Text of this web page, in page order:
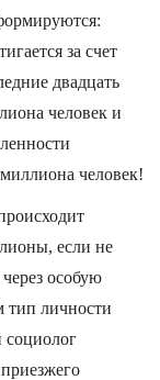
за счет
двадцать
человек и
человек!
если не
особую
тип личности
социолог